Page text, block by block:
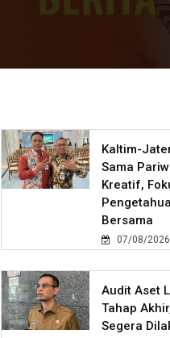
Kaltim-
Sama
Kreatif,
Bersama
07/08/2026
Audit Aset
Tahap
Segera